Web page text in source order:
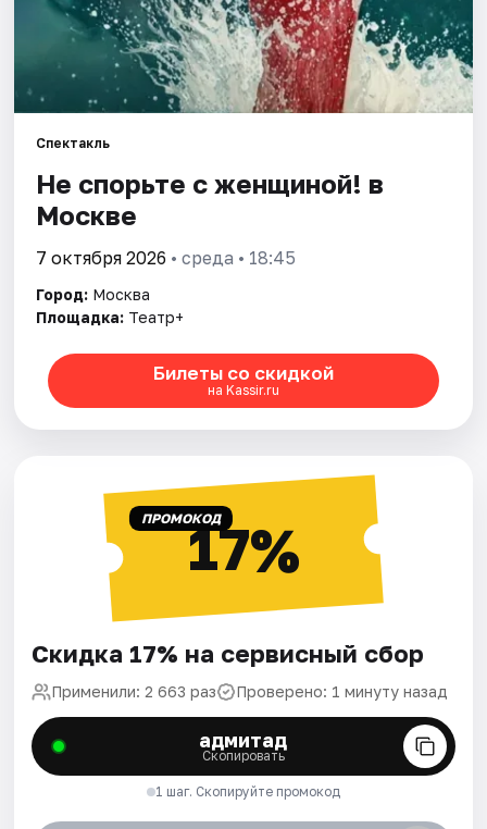
Спектакль
Не спорьте с женщиной! в
Москве
7 октября 2026 • среда • 18:45
Город: Москва
Площадка: Театр+
Билеты со скидкой
на Kassir.ru
ПРОМОКОД17%
Скидка 17% на сервисный сбор
Применили: 2 663 раз Проверено: 1 минуту назад
адмитад
Скопировать
1 шаг. Скопируйте промокод